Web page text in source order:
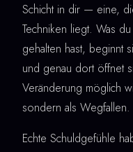
Schicht in dir — eine,
Techniken liegt. Was
gehalten hast, beginnt
und genau dort öffnet
Veränderung möglich
sondern als Wegfallen.
Echte Schuldgefühle